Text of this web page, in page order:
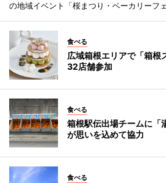
の地域イベント「桜まつり・ベーカリーフ
食べる
広域箱根エリアで「箱
32店舗参加
食べる
箱根駅伝出場チームに
が思いを込めて協力
食べる